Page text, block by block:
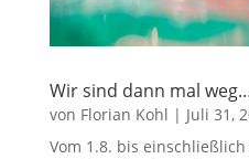
Wir sind dann mal
von Florian Kohl | Juli 31,
Vom 1.8. bis